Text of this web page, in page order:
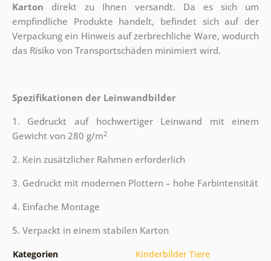
Karton direkt zu Ihnen versandt. Da es sich um
empfindliche Produkte handelt, befindet sich auf der
Verpackung ein Hinweis auf zerbrechliche Ware, wodurch
das Risiko von Transportschäden minimiert wird.
Spezifikationen der Leinwandbilder
1. Gedruckt auf hochwertiger Leinwand mit einem
Gewicht von 280 g/m2
2. Kein zusätzlicher Rahmen erforderlich
3. Gedruckt mit modernen Plottern – hohe Farbintensität
4. Einfache Montage
5. Verpackt in einem stabilen Karton
Kategorien
Kinderbilder Tiere